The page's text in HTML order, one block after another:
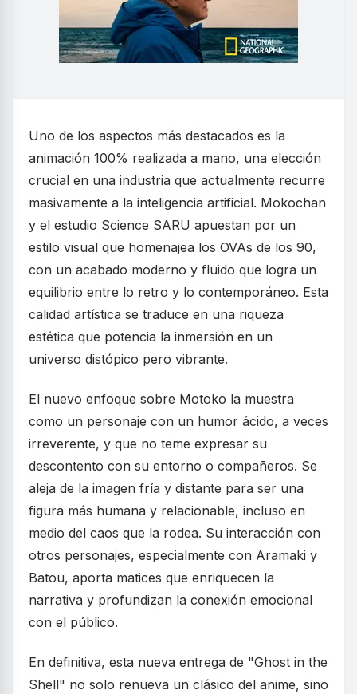
Uno de los aspectos más destacados es la
animación 100% realizada a mano, una elección
crucial en una industria que actualmente recurre
masivamente a la inteligencia artificial. Mokochan
y el estudio Science SARU apuestan por un
estilo visual que homenajea los OVAs de los 90,
con un acabado moderno y fluido que logra un
equilibrio entre lo retro y lo contemporáneo. Esta
calidad artística se traduce en una riqueza
estética que potencia la inmersión en un
universo distópico pero vibrante.
El nuevo enfoque sobre Motoko la muestra
como un personaje con un humor ácido, a veces
irreverente, y que no teme expresar su
descontento con su entorno o compañeros. Se
aleja de la imagen fría y distante para ser una
figura más humana y relacionable, incluso en
medio del caos que la rodea. Su interacción con
otros personajes, especialmente con Aramaki y
Batou, aporta matices que enriquecen la
narrativa y profundizan la conexión emocional
con el público.
En definitiva, esta nueva entrega de "Ghost in the
Shell" no solo renueva un clásico del anime, sino